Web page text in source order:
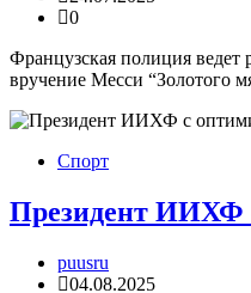
0
Французская полиция
вручение Месси “Золотого
Спорт
Президент ИИХФ
puusru
04.08.2025